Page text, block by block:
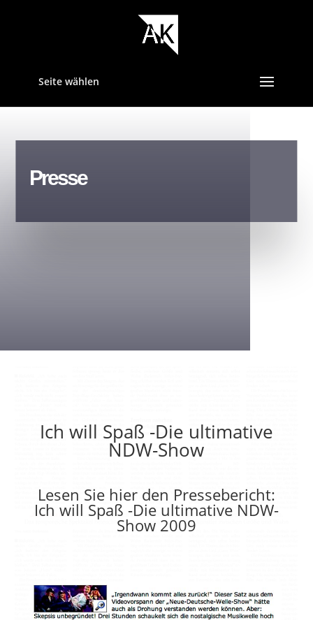
Seite wählen
Presse
Ich will Spaß -Die ultimative
NDW-Show
Lesen Sie hier den Pressebericht:
Ich will Spaß -Die ultimative NDW-
Show 2009